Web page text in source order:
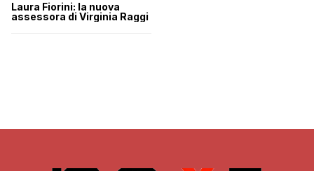
Laura Fiorini: la nuova
assessora di Virginia Raggi